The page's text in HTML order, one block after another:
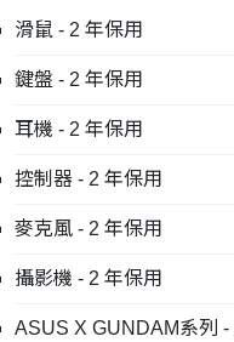
滑鼠 - 2 年保用
鍵盤 - 2 年保用
耳機 - 2 年保用
控制器 - 2 年保用
麥克風 - 2 年保用
攝影機 - 2 年保用
ASUS X GUNDAM系列 -